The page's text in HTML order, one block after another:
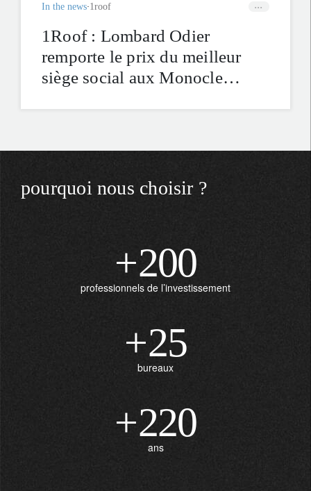
In the news 1roof
1Roof : Lombard Odier
remporte le prix du meilleur
siège social aux Monocle
pourquoi nous choisir ?
+200
professionnels de l’investissement
+25
bureaux
+220
ans